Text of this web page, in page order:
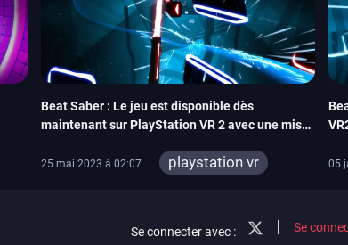
Beat Saber : Le jeu est disponible dès
maintenant sur PlayStation VR 2 avec une mise
25 mai 2023 à 02:07
playstation vr
steamvr
05
Se connecter avec : Se